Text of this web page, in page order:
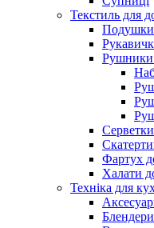
Текстиль для
Подушки
Рушники
Фартух
Халати
Техніка для
Блендери